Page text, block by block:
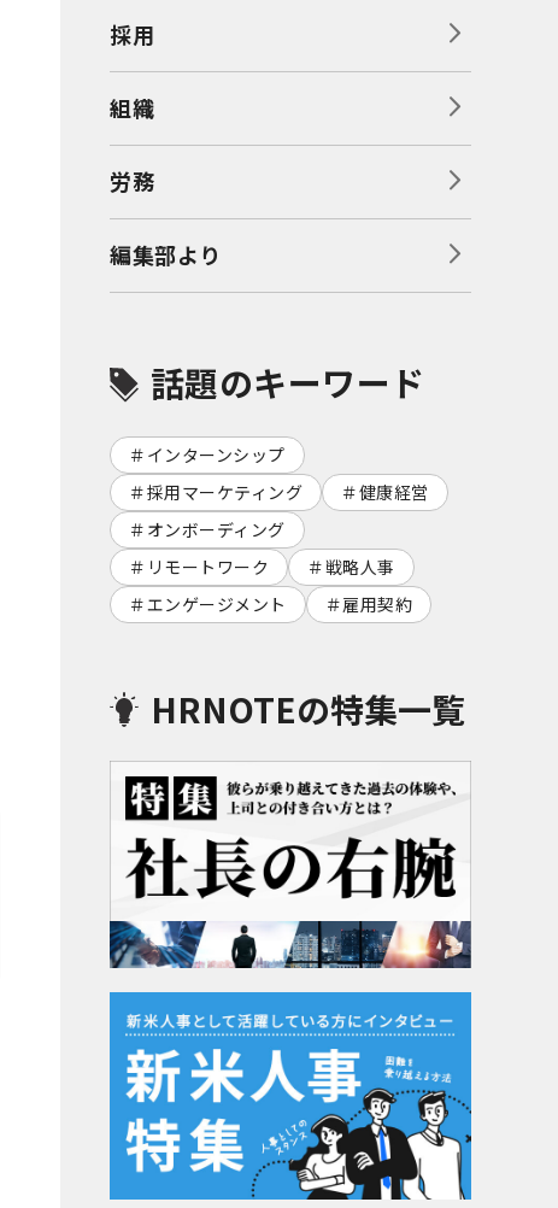
採用
組織
労務
編集部より
話題のキーワード
インターンシップ
採用マーケティング
健康経営
オンボーディング
リモートワーク
戦略人事
エンゲージメント
雇用契約
HRNOTEの特集一覧